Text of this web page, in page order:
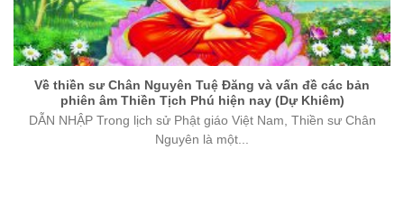
Về thiền sư Chân Nguyên Tuệ Đăng và vấn đề các bản
phiên âm Thiền Tịch Phú hiện nay (Dự Khiêm)
DẪN NHẬP Trong lịch sử Phật giáo Việt Nam, Thiền sư Chân
Nguyên là một...